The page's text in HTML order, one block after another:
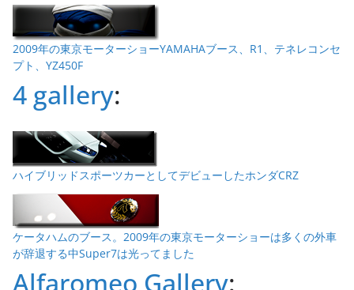
2009年の東京モーターショーYAMAHAブース、R1、テネレコンセ
プト、YZ450F
4 gallery:
ハイブリッドスポーツカーとしてデビューしたホンダCRZ
ケータハムのブース。2009年の東京モーターショーは多くの外車
が辞退する中Super7は光ってました
Alfaromeo Gallery: